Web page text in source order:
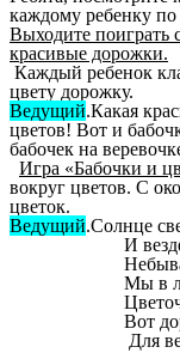
каждому ребенку по
Выходите поиграть
красивые дорожки.
Каждый ребенок
цвету дорожку.
Ведущий.Какая
цветов! Вот и
бабочек на
Игра «Бабочки и
вокруг цветов. С
цветок.
Ведущий.Солнце
И везде
Небывалой
Мы в лесу
Цветочки
Вот
Для